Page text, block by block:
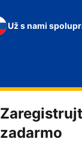
Už s nami
zadarmo